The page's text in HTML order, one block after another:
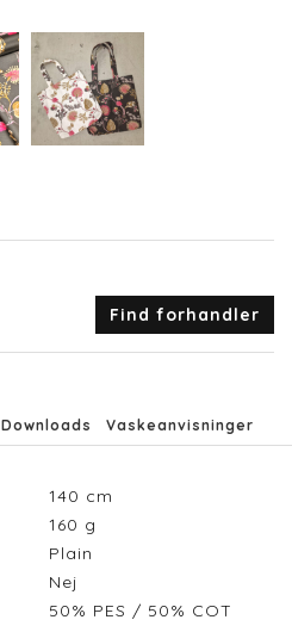
Find forhandler
Downloads Vaskeanvisninger
140 cm
160 g
Plain
Nej
50% PES / 50% COT